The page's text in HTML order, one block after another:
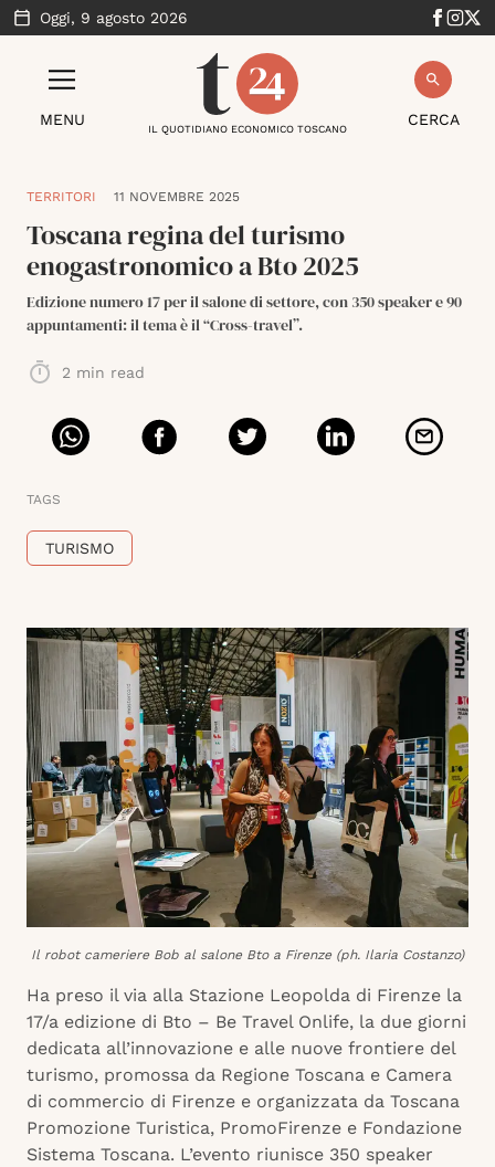
Oggi, 9 agosto 2026
MENU CERCA
IL QUOTIDIANO ECONOMICO TOSCANO
TERRITORI 11 NOVEMBRE 2025
Toscana regina del turismo
enogastronomico a Bto 2025
Edizione numero 17 per il salone di settore, con 350 speaker e 90
appuntamenti: il tema è il “Cross-travel”.
2 min read
TAGS
TURISMO
Il robot cameriere Bob al salone Bto a Firenze (ph. Ilaria Costanzo)
Ha preso il via alla Stazione Leopolda di Firenze la
17/a edizione di Bto – Be Travel Onlife, la due giorni
dedicata all’innovazione e alle nuove frontiere del
turismo, promossa da Regione Toscana e Camera
di commercio di Firenze e organizzata da Toscana
Promozione Turistica, PromoFirenze e Fondazione
Sistema Toscana. L’evento riunisce 350 speaker